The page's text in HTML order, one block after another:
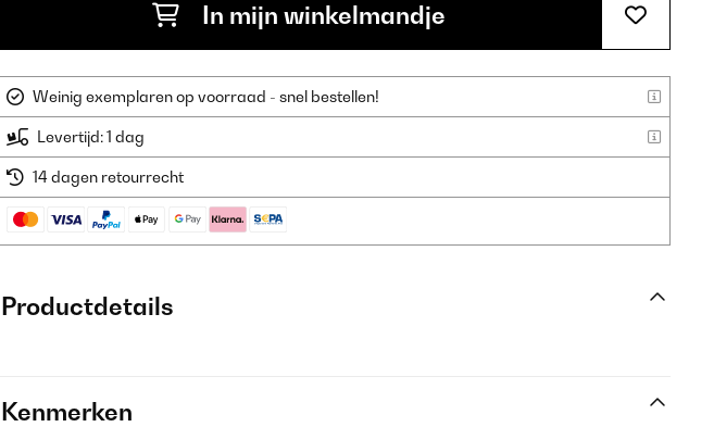
In mijn winkelmandje
Weinig exemplaren op voorraad - snel bestellen!
Levertijd: 1 dag
14 dagen retourrecht
Productdetails
Kenmerken